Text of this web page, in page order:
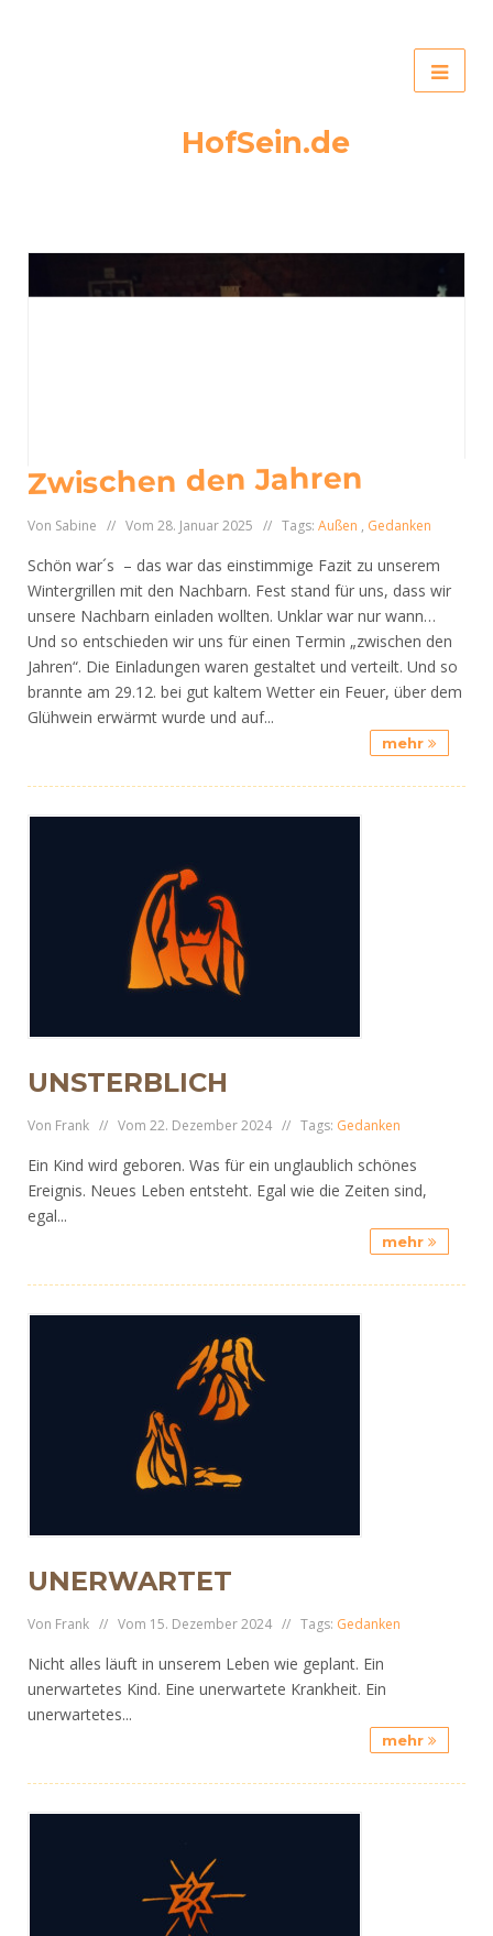
HofSein.de
Zwischen den Jahren
Von Sabine // Vom 28. Januar 2025 // Tags: Außen , Gedanken
Schön war´s – das war das einstimmige Fazit zu unserem
Wintergrillen mit den Nachbarn. Fest stand für uns, dass wir
unsere Nachbarn einladen wollten. Unklar war nur wann…
Und so entschieden wir uns für einen Termin „zwischen den
Jahren“. Die Einladungen waren gestaltet und verteilt. Und so
brannte am 29.12. bei gut kaltem Wetter ein Feuer, über dem
Glühwein erwärmt wurde und auf...
mehr
UNSTERBLICH
Von Frank // Vom 22. Dezember 2024 // Tags: Gedanken
Ein Kind wird geboren. Was für ein unglaublich schönes
Ereignis. Neues Leben entsteht. Egal wie die Zeiten sind,
egal...
mehr
UNERWARTET
Von Frank // Vom 15. Dezember 2024 // Tags: Gedanken
Nicht alles läuft in unserem Leben wie geplant. Ein
unerwartetes Kind. Eine unerwartete Krankheit. Ein
unerwartetes...
mehr